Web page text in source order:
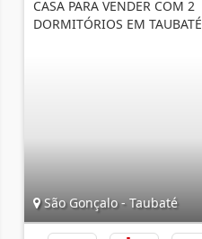
CASA PARA VENDER COM 2
DORMITÓRIOS EM TAUBATÉ
São Gonçalo - Taubaté